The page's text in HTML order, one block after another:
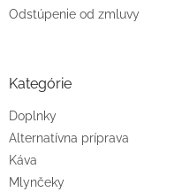
Odstúpenie od zmluvy
Kategórie
Doplnky
Alternatívna príprava
Káva
Mlynčeky